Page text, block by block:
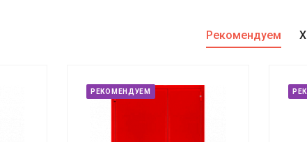
Рекомендуем
РЕКОМЕНДУЕМ